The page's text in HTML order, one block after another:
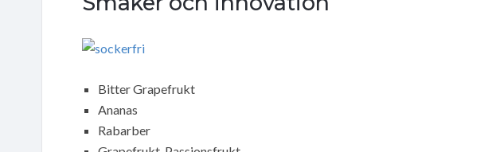
Bitter Grapefrukt
Ananas
Rabarber